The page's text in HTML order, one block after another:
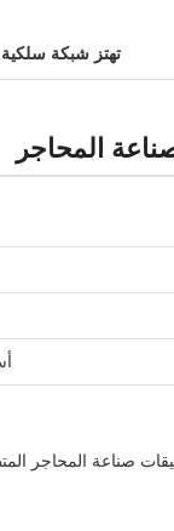
تهتز شبكة
المحاجر
صناعة المحاجر